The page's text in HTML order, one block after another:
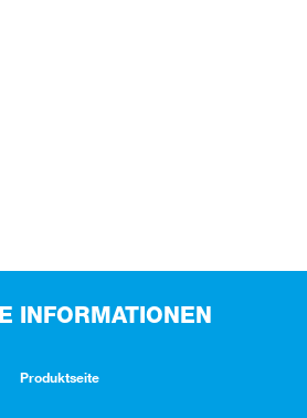
INFORMATIONEN
Produktseite